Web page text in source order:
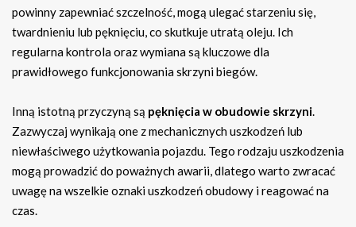
powinny zapewniać szczelność, mogą ulegać starzeniu się,
twardnieniu lub pęknięciu, co skutkuje utratą oleju. Ich
regularna kontrola oraz wymiana są kluczowe dla
prawidłowego funkcjonowania skrzyni biegów.
Inną istotną przyczyną są pęknięcia w obudowie skrzyni.
Zazwyczaj wynikają one z mechanicznych uszkodzeń lub
niewłaściwego użytkowania pojazdu. Tego rodzaju uszkodzenia
mogą prowadzić do poważnych awarii, dlatego warto zwracać
uwagę na wszelkie oznaki uszkodzeń obudowy i reagować na
czas.